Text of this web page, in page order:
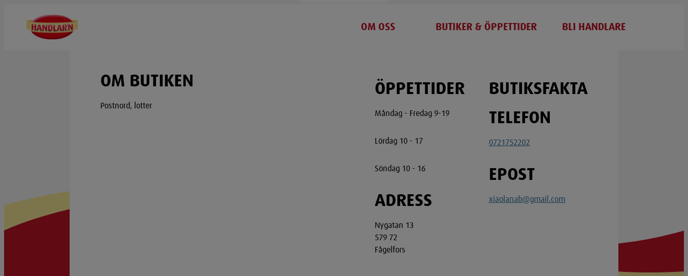
OM OSS BUTIKER & ÖPPETTIDER BLI HANDLARE
OM BUTIKEN
Postnord, lotter
ÖPPETTIDER
Måndag - Fredag 9-19
Lördag 10 - 17
Söndag 10 - 16
ADRESS
Nygatan 13
579 72
Fågelfors
BUTIKSFAKTA
TELEFON
0721752202
EPOST
xiaolanab@gmail.com